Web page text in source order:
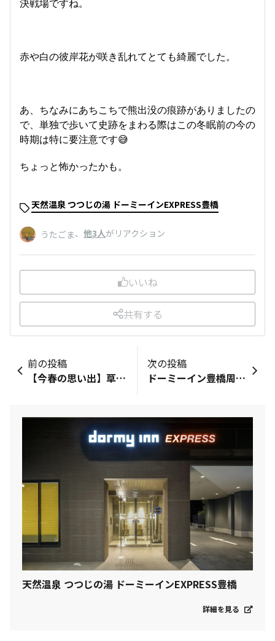
赤や白の彼岸花が咲き乱れてとても綺麗でした。
あ、ちなみにあちこちで熊出没の痕跡がありましたの
で、単独で歩いて史跡をまわる際はこの冬眠前の今の
時期は特に要注意です😅
ちょっと怖かったかも。
天然温泉 つつじの湯 ドーミーインEXPRESS豊橋
うたごま、 他3人がリアクション
いいね
共有する
天然温泉 つつじの湯 ドーミーインEXPRESS豊橋
詳細を見る
前の投稿
【今春の思い出】草津温泉周辺を楽しむ
次の投稿
ドーミーイン豊橋周りは某アニメの聖地